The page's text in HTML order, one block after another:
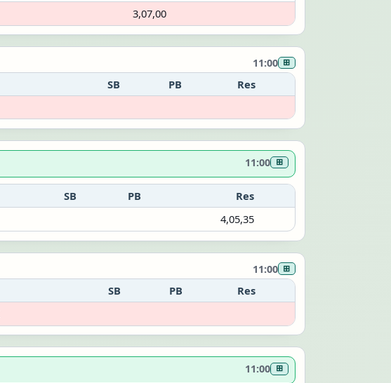
3,07,00
11:00 ⊞
SB PB
Res
11:00 ⊞
SB PB
Res
4,05,35
11:00 ⊞
SB PB
Res
11:00 ⊞